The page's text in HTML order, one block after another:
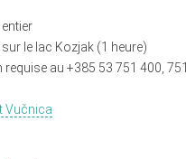
le lac Kozjak (1 heure)
au +385 53 751 400, 751
Vučnica